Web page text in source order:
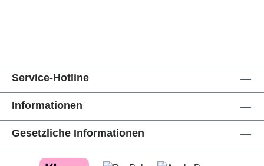
Service-Hotline
Informationen
Gesetzliche Informationen